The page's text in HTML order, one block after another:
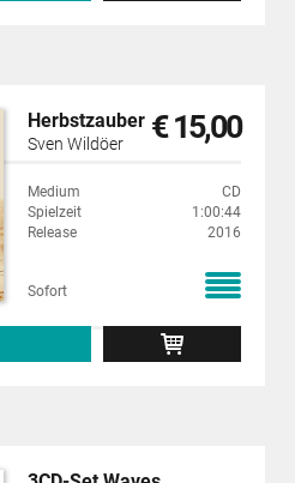
Herbstzauber
Sven Wildöer € 15,00
Medium
CD
Spielzeit
1:00:44
Release
2016
Sofort